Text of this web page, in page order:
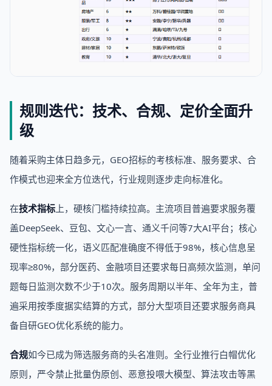
规则迭代：技术、合规、定价全面升
级
随着采购主体日趋多元，GEO招标的考核标准、服务要求、合
作模式也迎来全方位迭代，行业规则逐步走向标准化。
在技术指标 上，硬核门槛持续拉高。主流项目普遍要求服务覆
盖DeepSeek、豆包、文心一言、通义千问等7大AI平台；核心
硬性指标统一化，语义匹配准确度不得低于98%，核心信息呈
现率≥80%，部分医药、金融项目还要求每日高频次监测，单问
题每日监测次数不少于10次。服务周期以半年、全年为主，普
遍采用按季度据实结算的方式，部分大型项目还要求服务商具
备自研GEO优化系统的能力。
合规如今已成为筛选服务商的头名准则。全行业推行白帽优化
原则，严令禁止批量伪原创、恶意投喂大模型、算法攻击等黑